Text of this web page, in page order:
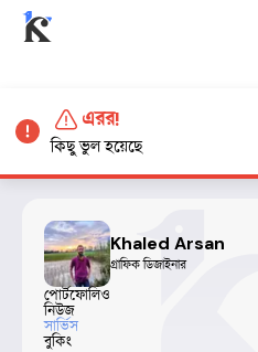
Khaled Arsan
গ্রাফিক ডিজাইনার
পোর্টফোলিও
নিউজ
সার্ভিস
বুকিং
এরর!
কিছু ভুল হয়েছে